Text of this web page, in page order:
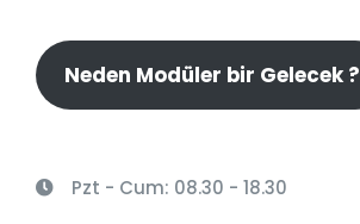
Neden Modüler bir Gelecek ?
Pzt - Cum: 08.30 - 18.30